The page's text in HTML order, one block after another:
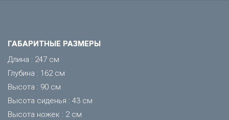
ГАБАРИТНЫЕ РАЗМЕРЫ
Длина : 247 см
Глубина : 162 см
Высота : 90 см
Высота сиденья : 43 см
Высота ножек : 2 см